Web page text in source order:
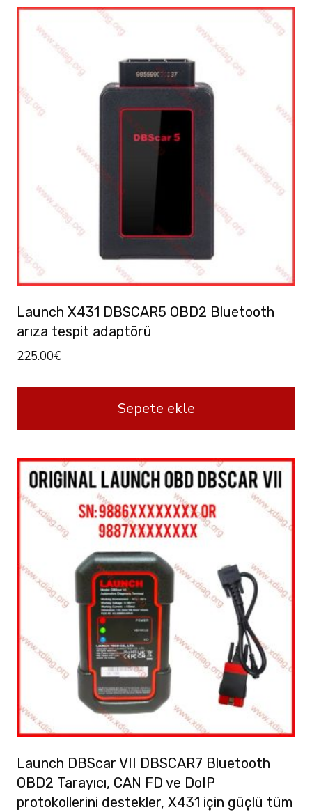
Launch X431 DBSCAR5 OBD2 Bluetooth
arıza tespit adaptörü
225.00€
Sepete ekle
Launch DBScar VII DBSCAR7 Bluetooth
OBD2 Tarayıcı, CAN FD ve DoIP
protokollerini destekler, X431 için güçlü tüm